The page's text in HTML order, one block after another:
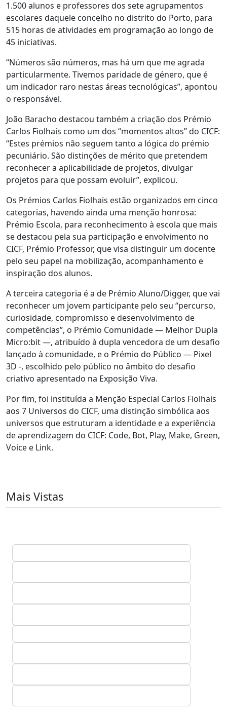
1.500 alunos e professores dos sete agrupamentos
escolares daquele concelho no distrito do Porto, para
515 horas de atividades em programação ao longo de
45 iniciativas.
“Números são números, mas há um que me agrada
particularmente. Tivemos paridade de género, que é
um indicador raro nestas áreas tecnológicas”, apontou
o responsável.
João Baracho destacou também a criação dos Prémio
Carlos Fiolhais como um dos “momentos altos” do CICF:
“Estes prémios não seguem tanto a lógica do prémio
pecuniário. São distinções de mérito que pretendem
reconhecer a aplicabilidade de projetos, divulgar
projetos para que possam evoluir”, explicou.
Os Prémios Carlos Fiolhais estão organizados em cinco
categorias, havendo ainda uma menção honrosa:
Prémio Escola, para reconhecimento à escola que mais
se destacou pela sua participação e envolvimento no
CICF, Prémio Professor, que visa distinguir um docente
pelo seu papel na mobilização, acompanhamento e
inspiração dos alunos.
A terceira categoria é a de Prémio Aluno/Digger, que vai
reconhecer um jovem participante pelo seu “percurso,
curiosidade, compromisso e desenvolvimento de
competências”, o Prémio Comunidade — Melhor Dupla
Micro:bit —, atribuído à dupla vencedora de um desafio
lançado à comunidade, e o Prémio do Público — Pixel
3D -, escolhido pelo público no âmbito do desafio
criativo apresentado na Exposição Viva.
Por fim, foi instituída a Menção Especial Carlos Fiolhais
aos 7 Universos do CICF, uma distinção simbólica aos
universos que estruturam a identidade e a experiência
de aprendizagem do CICF: Code, Bot, Play, Make, Green,
Voice e Link.
Mais Vistas